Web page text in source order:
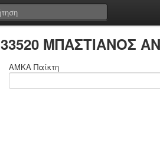
33520 ΜΠΑΣΤΙΑΝΟΣ
ΑΜΚΑ Παίκτη